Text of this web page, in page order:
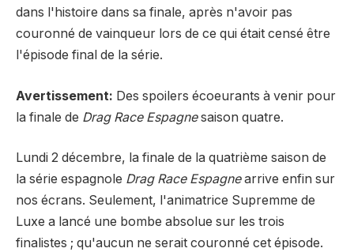
dans l'histoire dans sa finale, après n'avoir pas
couronné de vainqueur lors de ce qui était censé être
l'épisode final de la série.
Avertissement: Des spoilers écoeurants à venir pour
la finale de Drag Race Espagnesaison quatre.
Lundi 2 décembre, la finale de la quatrième saison de
la série espagnole Drag Race Espagnearrive enfin sur
nos écrans. Seulement, l'animatrice Supremme de
Luxe a lancé une bombe absolue sur les trois
finalistes ; qu'aucun ne serait couronné cet épisode.